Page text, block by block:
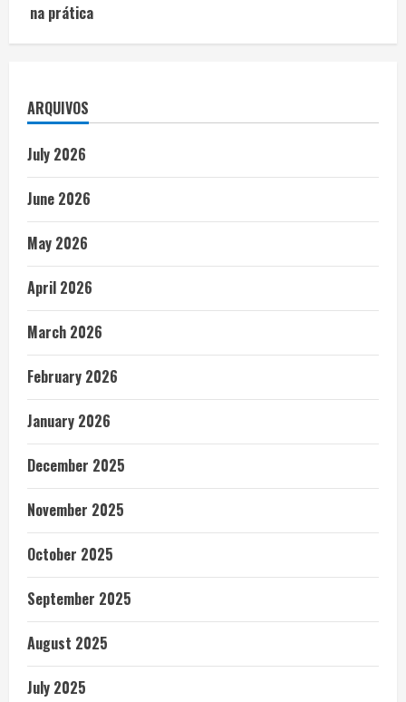
na prática
ARQUIVOS
July 2026
June 2026
May 2026
April 2026
March 2026
February 2026
January 2026
December 2025
November 2025
October 2025
September 2025
August 2025
July 2025